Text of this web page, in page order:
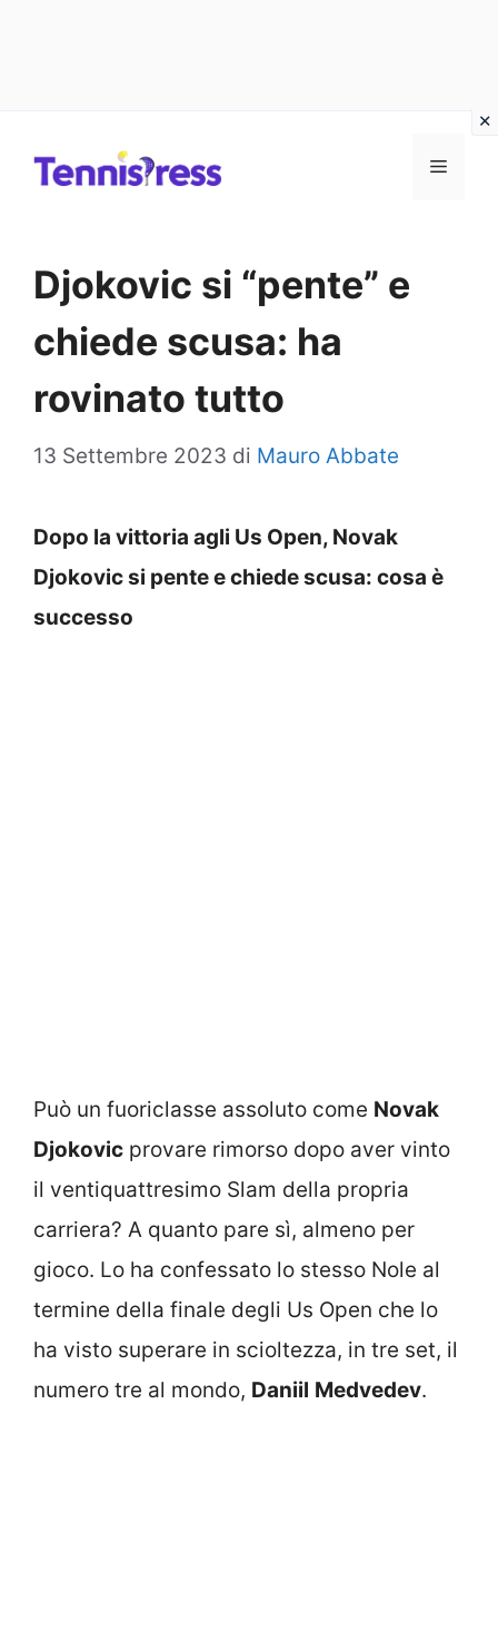
MENU
Djokovic si “pente” e
chiede scusa: ha
rovinato tutto
13 Settembre 2023 di Mauro Abbate
Dopo la vittoria agli Us Open, Novak
Djokovic si pente e chiede scusa: cosa è
successo
Può un fuoriclasse assoluto come Novak
Djokovic provare rimorso dopo aver vinto
il ventiquattresimo Slam della propria
carriera? A quanto pare sì, almeno per
gioco. Lo ha confessato lo stesso Nole al
termine della finale degli Us Open che lo
ha visto superare in scioltezza, in tre set, il
numero tre al mondo, Daniil Medvedev.